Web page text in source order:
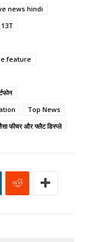
news hindi
feature
Top News
फीचर और फ्लैट डिस्प्ले